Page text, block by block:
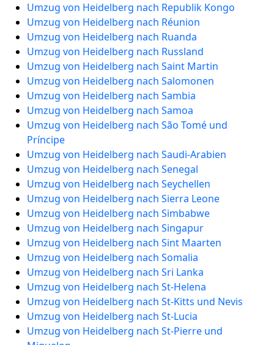
Umzug von Heidelberg nach Republik Kongo
Umzug von Heidelberg nach Réunion
Umzug von Heidelberg nach Ruanda
Umzug von Heidelberg nach Russland
Umzug von Heidelberg nach Saint Martin
Umzug von Heidelberg nach Salomonen
Umzug von Heidelberg nach Sambia
Umzug von Heidelberg nach Samoa
Umzug von Heidelberg nach São Tomé und
Príncipe
Umzug von Heidelberg nach Saudi-Arabien
Umzug von Heidelberg nach Senegal
Umzug von Heidelberg nach Seychellen
Umzug von Heidelberg nach Sierra Leone
Umzug von Heidelberg nach Simbabwe
Umzug von Heidelberg nach Singapur
Umzug von Heidelberg nach Sint Maarten
Umzug von Heidelberg nach Somalia
Umzug von Heidelberg nach Sri Lanka
Umzug von Heidelberg nach St-Helena
Umzug von Heidelberg nach St-Kitts und Nevis
Umzug von Heidelberg nach St-Lucia
Umzug von Heidelberg nach St-Pierre und